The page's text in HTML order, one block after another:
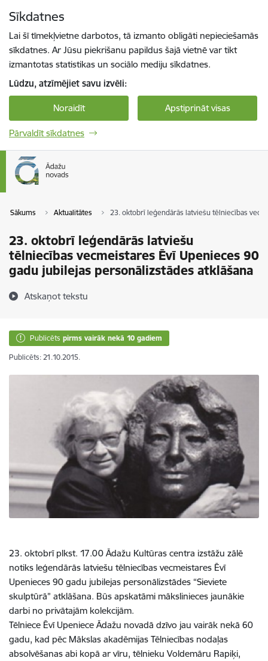
Sīkdatnes
Lai šī tīmekļvietne darbotos, tā izmanto obligāti nepieciešamās
sīkdatnes. Ar Jūsu piekrišanu papildus šajā vietnē var tikt
izmantotas statistikas un sociālo mediju sīkdatnes.
Lūdzu, atzīmējiet savu izvēli:
Noraidīt Apstiprināt visas
Pārvaldīt sīkdatnes
Sākums Aktualitātes 23. oktobrī leģendārās latviešu tēlniecības
23. oktobrī leģendārās latviešu
tēlniecības vecmeistares Ēvī Upenieces 90
gadu jubilejas personālizstādes atklāšana
Atskaņot tekstu
Publicēts pirms vairāk nekā 10 gadiem
Publicēts: 21.10.2015.
23. oktobrī plkst. 17.00 Ādažu Kultūras centra izstāžu zālē
notiks leģendārās latviešu tēlniecības vecmeistares Ēvī
Upenieces 90 gadu jubilejas personālizstādes “Sieviete
skulptūrā” atklāšana. Būs apskatāmi mākslinieces jaunākie
darbi no privātajām kolekcijām.
Tēlniece Ēvī Upeniece Ādažu novadā dzīvo jau vairāk nekā 60
gadu, kad pēc Mākslas akadēmijas Tēlniecības nodaļas
absolvēšanas abi kopā ar vīru, tēlnieku Voldemāru Rapiķi,